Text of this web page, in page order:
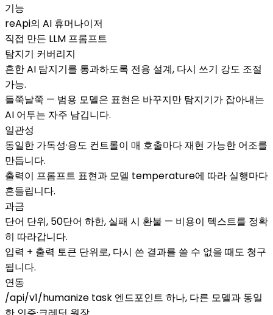
기능
reApi의 AI 휴머나이저
직접 만든 LLM 프롬프트
탐지기 커버리지
흔한 AI 탐지기를 통과하도록 전용 설계, 다시 쓰기 강도 조절
가능.
들쭉날쭉 — 범용 모델은 표현은 바꾸지만 탐지기가 잡아내는
AI 어투는 자주 남깁니다.
일관성
동일한 가독성·용도 컨트롤이 매 호출마다 재현 가능한 어조를
만듭니다.
출력이 프롬프트 표현과 모델 temperature에 따라 실행마다
흔들립니다.
과금
단어 단위, 50단어 하한, 실패 시 환불 — 비용이 텍스트를 정확
히 따라갑니다.
입력 + 출력 토큰 단위로, 다시 쓴 결과를 쓸 수 없을 때도 청구
됩니다.
연동
/api/v1/humanize task 엔드포인트 하나, 다른 모델과 동일